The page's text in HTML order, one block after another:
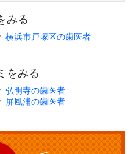
みる
横浜市戸塚区の歯医者
をみる
弘明寺の歯医者
屏風浦の歯医者